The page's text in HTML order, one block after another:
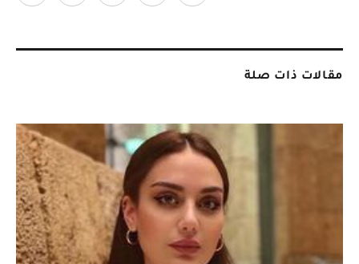
مقالات ذات صلة